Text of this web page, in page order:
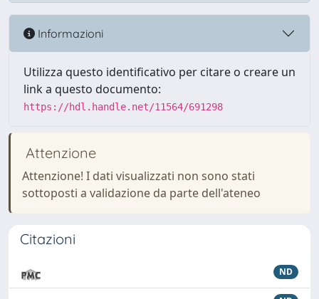
Informazioni
Utilizza questo identificativo per citare o creare un
link a questo documento:
https://hdl.handle.net/11564/691298
Attenzione
Attenzione! I dati visualizzati non sono stati
sottoposti a validazione da parte dell'ateneo
Citazioni
ND